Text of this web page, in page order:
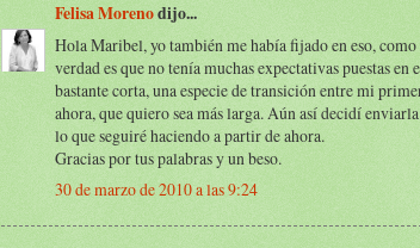
Felisa Morenodijo...
Hola Maribel, yo también me había fijado en eso,
verdad es que no tenía muchas expectativas puestas en
bastante corta, una especie de transición entre mi
ahora, que quiero sea más larga. Aún así decidí
lo que seguiré haciendo a partir de ahora.
Gracias por tus palabras y un beso.
30 de marzo de 2010 a las 9:24